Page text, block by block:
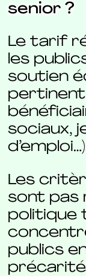
senior ?
Le tarif
les
soutien
pertinent
sociaux,
Les
sont pas
politique
publics
précarité